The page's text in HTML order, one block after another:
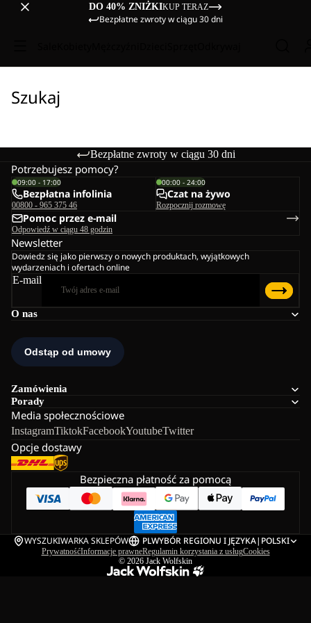
DO 40% ZNIŻKIKUP TERAZ
Bezpłatne zwroty w ciągu 30 dni
Szukaj
Bezpłatne zwroty w ciągu 30 dni
O nas
Zamówienia
Porady
Media społecznościowe
InstagramTiktokFacebookYoutubeTwitter
Opcje dostawy
Potrzebujesz pomocy?
09:00 - 17:00
Bezpłatna infolinia
00800 - 965 375 46
00:00 - 24:00
Czat na żywo
Rozpocznij rozmowę
Pomoc przez e-mail
Odpowiedź w ciągu 48 godzin
Newsletter
Dowiedz się jako pierwszy o nowych produktach, wyjątkowych
wydarzeniach i ofertach online
E-mail
Bezpieczna płatność za pomocą
WYSZUKIWARKA SKLEPÓW PLWYBÓR REGIONU I JĘZYKA| POLSKI
PrywatnośćInformacje prawneRegulamin korzystania z usługCookies
© 2026 Jack Wolfskin